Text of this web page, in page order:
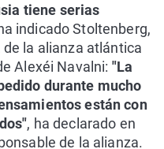
tiene serias
indicado Stoltenberg,
la alianza atlántica
Alexéi Navalni: "La
durante mucho
están con
, ha declarado en
de la alianza.